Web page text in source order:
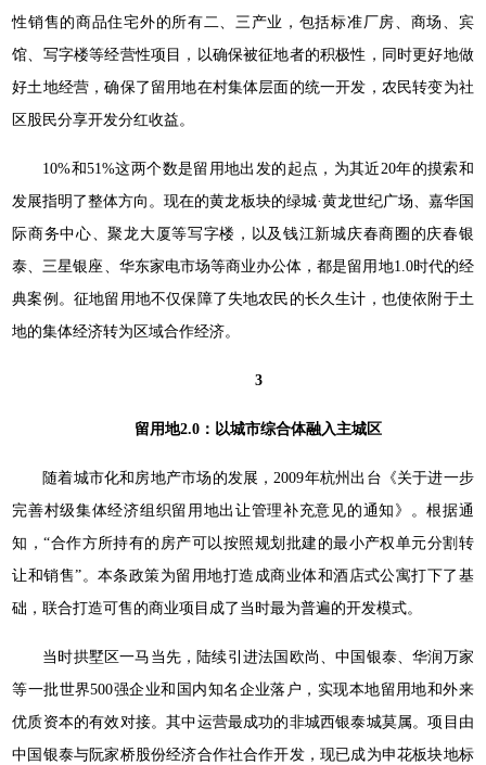
性销售的商品住宅外的所有二、三产业，包括标准厂房、商场、宾
馆、写字楼等经营性项目，以确保被征地者的积极性，同时更好地做
好土地经营，确保了留用地在村集体层面的统一开发，农民转变为社
区股民分享开发分红收益。
10%和51%这两个数是留用地出发的起点，为其近20年的摸索和
发展指明了整体方向。现在的黄龙板块的绿城·黄龙世纪广场、嘉华国
际商务中心、聚龙大厦等写字楼，以及钱江新城庆春商圈的庆春银
泰、三星银座、华东家电市场等商业办公体，都是留用地1.0时代的经
典案例。征地留用地不仅保障了失地农民的长久生计，也使依附于土
地的集体经济转为区域合作经济。
3
留用地2.0：以城市综合体融入主城区
随着城市化和房地产市场的发展，2009年杭州出台《关于进一步
完善村级集体经济组织留用地出让管理补充意见的通知》。根据通
知，“合作方所持有的房产可以按照规划批建的最小产权单元分割转
让和销售”。本条政策为留用地打造成商业体和酒店式公寓打下了基
础，联合打造可售的商业项目成了当时最为普遍的开发模式。
当时拱墅区一马当先，陆续引进法国欧尚、中国银泰、华润万家
等一批世界500强企业和国内知名企业落户，实现本地留用地和外来
优质资本的有效对接。其中运营最成功的非城西银泰城莫属。项目由
中国银泰与阮家桥股份经济合作社合作开发，现已成为申花板块地标